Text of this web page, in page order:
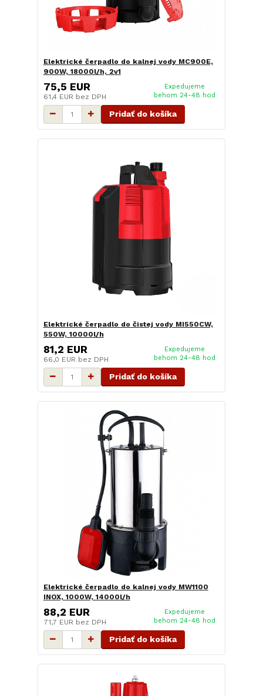
Elektrické čerpadlo do kalnej vody MC900E,
900W, 18000l/h, 2v1
75,5 EUR
61,4 EUR bez DPH
Expedujeme
behom 24-48 hod
Pridať do košíka
Elektrické čerpadlo do čistej vody MI550CW,
550W, 10000l/h
81,2 EUR
66,0 EUR bez DPH
Expedujeme
behom 24-48 hod
Pridať do košíka
Elektrické čerpadlo do kalnej vody MW1100
INOX, 1000W, 14000l/h
88,2 EUR
71,7 EUR bez DPH
Expedujeme
behom 24-48 hod
Pridať do košíka